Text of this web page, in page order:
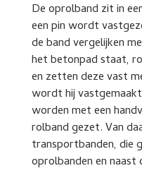
De oprolband zit in
een pin wordt
de band vergelijken
het betonpad staat,
en zetten deze vast
wordt hij
worden met een
rolband gezet. Van
transportbanden, die
oprolbanden en naast